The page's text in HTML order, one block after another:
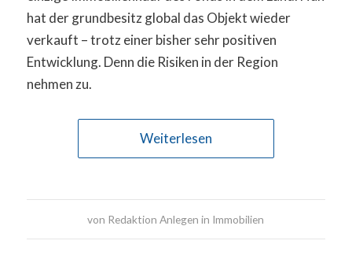
hat der grundbesitz global das Objekt wieder
verkauft – trotz einer bisher sehr positiven
Entwicklung. Denn die Risiken in der Region
nehmen zu.
Weiterlesen
von Redaktion Anlegen in Immobilien